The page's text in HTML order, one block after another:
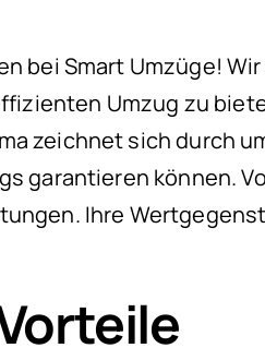
bei Smart Umzüge!
Umzug zu
zeichnet sich durch
garantieren können.
Ihre